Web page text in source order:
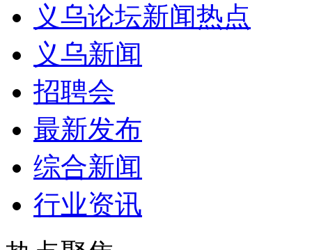
义乌论坛新闻热点
义乌新闻
招聘会
最新发布
综合新闻
行业资讯